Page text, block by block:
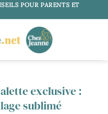
POUR PARENTS ET
exclusive :
sublimé